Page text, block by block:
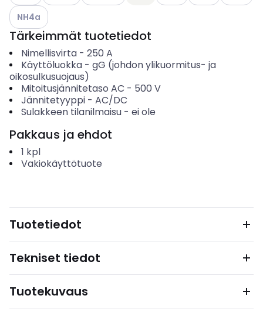
Katso käytettävissä olevat vaihtoehdot
NH4a
Tärkeimmät tuotetiedot
Nimellisvirta- 250 A
Käyttöluokka- gG (johdon ylikuormitus- ja
oikosulkusuojaus)
Mitoitusjännitetaso AC - 500 V
Jännitetyyppi- AC/DC
Sulakkeen tilanilmaisu- ei ole
Pakkaus ja ehdot
1 kpl
Vakiokäyttötuote
Tuotetiedot
Tekniset tiedot
Tuotekuvaus